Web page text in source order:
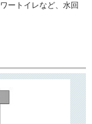
ートイレなど、水回
がございますので、お